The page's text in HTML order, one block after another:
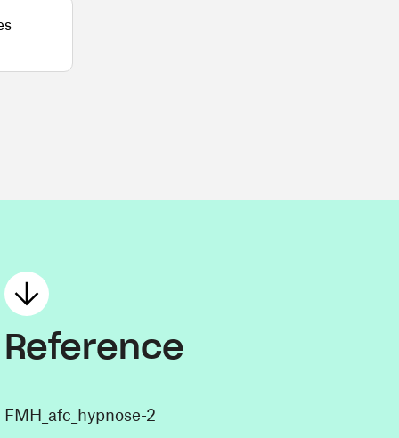
Reference
FMH_afc_hypnose-2